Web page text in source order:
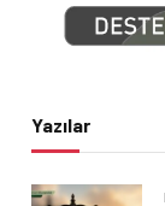
Yazılar